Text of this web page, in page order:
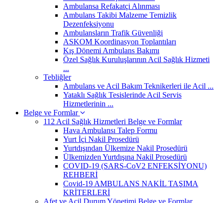
Ambulansa Refakatçi Alınması
Ambulans Takibi Malzeme Temizlik
Dezenfeksiyonu
Ambulansların Trafik Güvenliği
ASKOM Koordinasyon Toplantıları
Kış Dönemi Ambulans Bakımı
Özel Sağlık Kuruluşlarının Acil Sağlık Hizmeti
...
Tebliğler
Ambulans ve Acil Bakım Teknikerleri ile Acil ...
Yataklı Sağlık Tesislerinde Acil Servis
Hizmetlerinin ...
Belge ve Formlar
112 Acil Sağlık Hizmetleri Belge ve Formlar
Hava Ambulansı Talep Formu
Yurt İçi Nakil Prosedürü
Yurtdışından Ülkemize Nakil Prosedürü
Ülkemizden Yurtdışına Nakil Prosedürü
COVID-19 (SARS-CoV2 ENFEKSİYONU)
REHBERİ
Covid-19 AMBULANS NAKİL TAŞIMA
KRİTERLERİ
Afet ve Acil Durum Yönetimi Belge ve Formlar